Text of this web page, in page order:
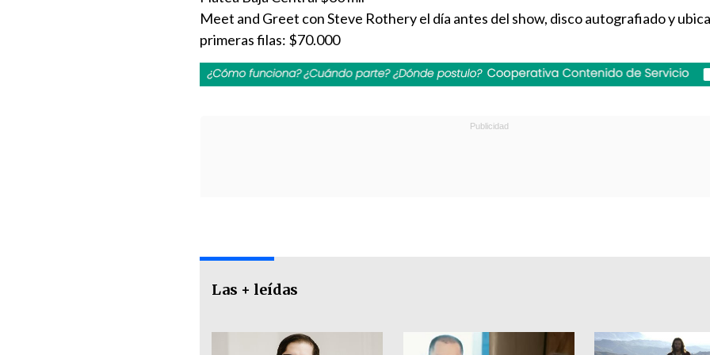
Meet and Greet con Steve Rothery el día antes del show, disco autografiado y
primeras filas: $70.000
Las + leídas